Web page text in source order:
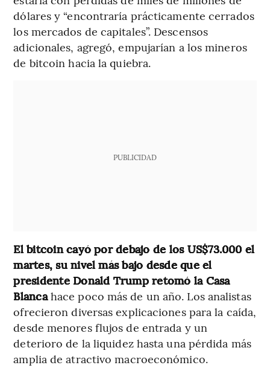
dólares y “encontraría prácticamente cerrados
los mercados de capitales”. Descensos
adicionales, agregó, empujarían a los mineros
de bitcoin hacia la quiebra.
PUBLICIDAD
El bitcoin cayó por debajo de los US$73.000 el
martes, su nivel más bajo desde que el
presidente Donald Trump retomó la Casa
Blancahace poco más de un año. Los analistas
ofrecieron diversas explicaciones para la caída,
desde menores flujos de entrada y un
deterioro de la liquidez hasta una pérdida más
amplia de atractivo macroeconómico.